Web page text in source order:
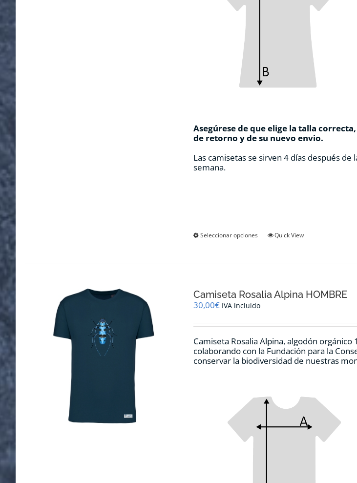
Asegúrese de que elige la talla
de retorno y de su nuevo envio.
Las camisetas se sirven 4 días después
semana.
Seleccionar opciones
Este
opciones
elegir
la
página
de
Quick View
Camiseta Rosalia Alpina HOMBRE
30,00€ IVA incluido
Camiseta Rosalia Alpina, algodón
colaborando con la Fundación para la
conservar la biodiversidad de nuestras